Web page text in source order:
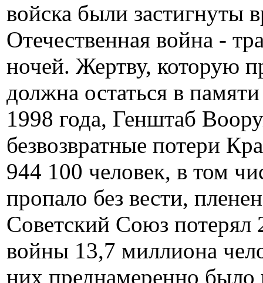
войска были застигнуты
Отечественная война -
ночей. Жертву, которую
должна остаться в
1998 года, Генштаб
безвозвратные потери
944 100 человек, в том
пропало без вести,
Советский Союз потерял
войны 13,7 миллиона
них преднамеренно было